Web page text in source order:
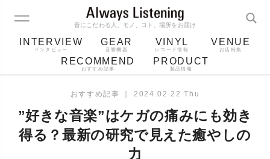
音にこだわる人、モノ、コト、場所をお届け
INTERVIEW
インタビュー
GEAR
音響機器
VINYL
レコード情報
VENUE
お店特集
RECOMMEND
おすすめ記事
PRODUCT
製品情報
ジャケット bluetooth アルバム
レコード針
おすすめ記事 ｜ 2024.02.22 Thu
”好きな音楽”はケガの痛みにも効き
得る？最新の研究で見えた癒やしの
力